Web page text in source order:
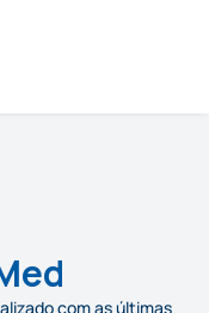
com as últimas